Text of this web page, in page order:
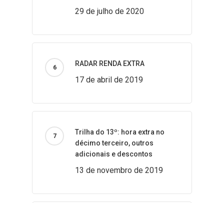
29 de julho de 2020
RADAR RENDA EXTRA
17 de abril de 2019
Trilha do 13º: hora extra no
décimo terceiro, outros
adicionais e descontos
13 de novembro de 2019